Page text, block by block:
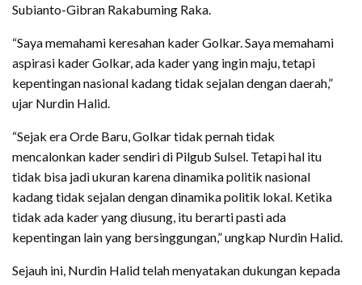
Subianto-Gibran Rakabuming Raka.
“Saya memahami keresahan kader Golkar. Saya memahami
aspirasi kader Golkar, ada kader yang ingin maju, tetapi
kepentingan nasional kadang tidak sejalan dengan daerah,”
ujar Nurdin Halid.
“Sejak era Orde Baru, Golkar tidak pernah tidak
mencalonkan kader sendiri di Pilgub Sulsel. Tetapi hal itu
tidak bisa jadi ukuran karena dinamika politik nasional
kadang tidak sejalan dengan dinamika politik lokal. Ketika
tidak ada kader yang diusung, itu berarti pasti ada
kepentingan lain yang bersinggungan,” ungkap Nurdin Halid.
Sejauh ini, Nurdin Halid telah menyatakan dukungan kepada